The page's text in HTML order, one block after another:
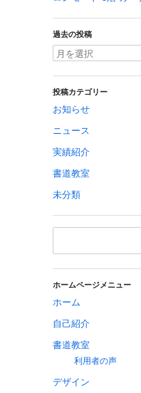
過去の投稿
投稿カテゴリー
お知らせ
ニュース
実績紹介
書道教室
未分類
ホームページメニュー
ホーム
自己紹介
書道教室
利用者の声
デザイン